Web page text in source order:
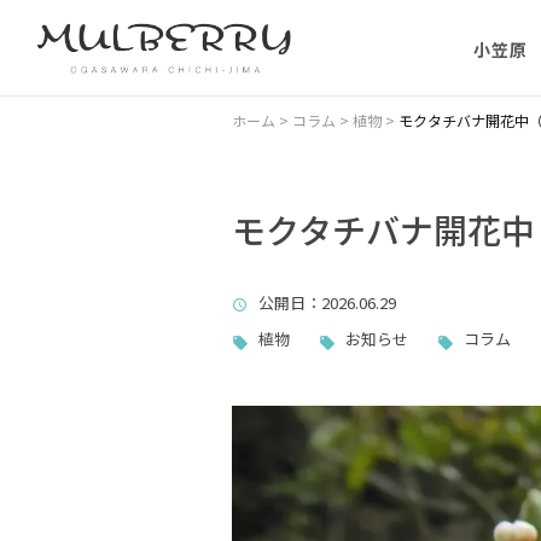
小笠原
小笠原
に）
小笠原
ホーム > コラム > 植物 > モクタチバナ開花中
モクタチバナ開花
公開日 ：2026.06.29
植物
お知らせ コラム